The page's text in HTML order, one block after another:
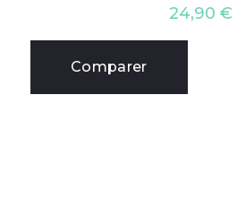
24,90 €
Comparer